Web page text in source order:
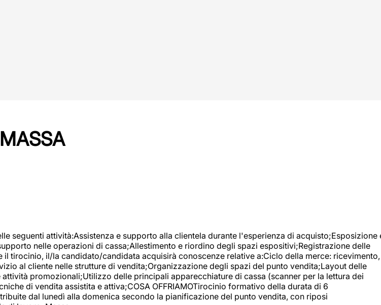
seguenti attività:Assistenza e supporto alla clientela durante l'esperienza di acquisto;Esposizione
nelle operazioni di cassa;Allestimento e riordino degli spazi espositivi;Registrazione delle
il tirocinio, il/la candidato/candidata acquisirà conoscenze relative a:Ciclo della merce: ricevimento,
al cliente nelle strutture di vendita;Organizzazione degli spazi del punto vendita;Layout delle
promozionali;Utilizzo delle principali apparecchiature di cassa (scanner per la lettura dei
di vendita assistita e attiva;COSA OFFRIAMOTirocinio formativo della durata di 6
dal lunedì alla domenica secondo la pianificazione del punto vendita, con riposi